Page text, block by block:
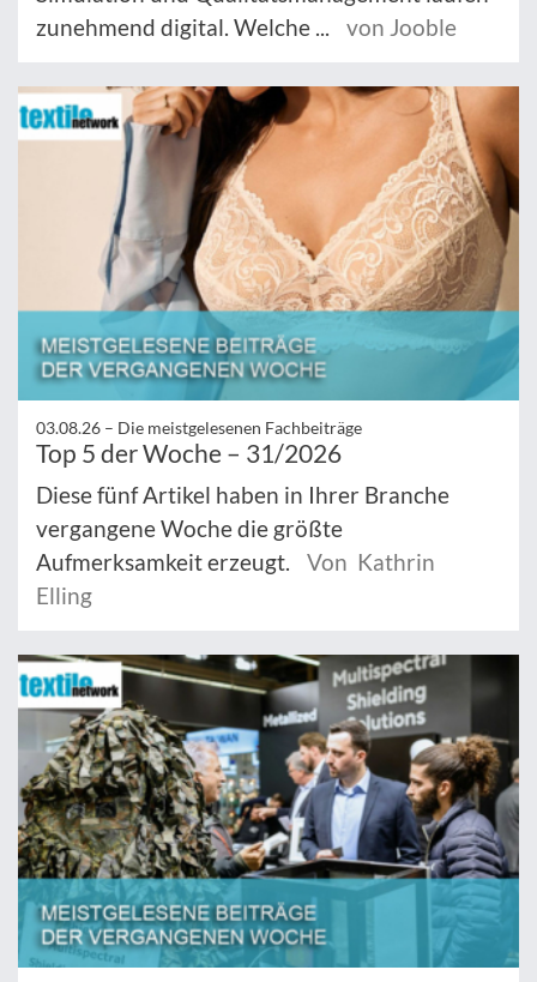
zunehmend digital. Welche ...
von Jooble
03.08.26 – Die meistgelesenen Fachbeiträge
Top 5 der Woche – 31/2026
Diese fünf Artikel haben in Ihrer Branche
vergangene Woche die größte
Aufmerksamkeit erzeugt.
Von Kathrin
Elling